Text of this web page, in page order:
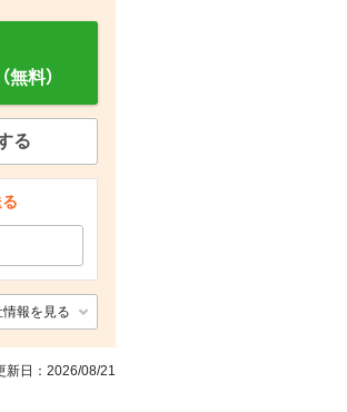
玄関
（無料）
る
報を見る
新日：2026/08/21